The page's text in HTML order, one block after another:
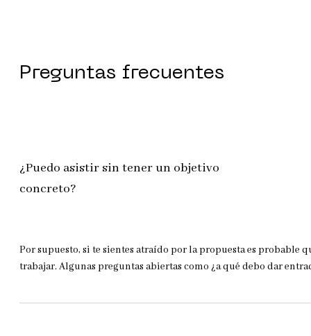
Preguntas frecuentes
¿Puedo asistir sin tener un objetivo
concreto?
Por supuesto, si te sientes atraído por la propuesta es probable
trabajar. Algunas preguntas abiertas como ¿a qué debo dar